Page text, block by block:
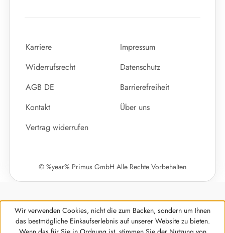
Karriere
Impressum
Widerrufsrecht
Datenschutz
AGB DE
Barrierefreiheit
Kontakt
Über uns
Vertrag widerrufen
© %year% Primus GmbH Alle Rechte Vorbehalten
Wir verwenden Cookies, nicht die zum Backen, sondern um Ihnen
das bestmögliche Einkaufserlebnis auf unserer Website zu bieten.